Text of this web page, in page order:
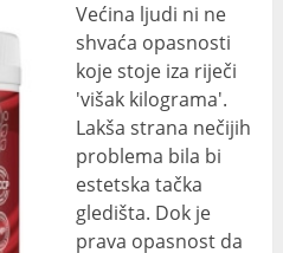
Većina ljudi ni ne
shvaća opasnosti
koje stoje iza riječi
'višak kilograma'.
Lakša strana nečijih
problema bila bi
estetska tačka
gledišta. Dok je
prava opasnost da